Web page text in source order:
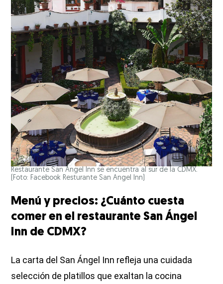
Restaurante San Ángel Inn se encuentra al sur de la CDMX.
(Foto: Facebook Resturante San Angel Inn)
Menú y precios: ¿Cuánto cuesta
comer en el restaurante San Ángel
Inn de CDMX?
La carta del San Ángel Inn refleja una cuidada
selección de platillos que exaltan la cocina